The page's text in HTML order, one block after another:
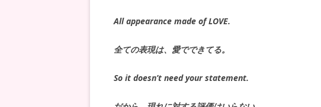
All appearance made of LOVE.
全ての表現は、愛でできてる。
So it doesn’t need your statement.